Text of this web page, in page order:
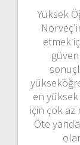
Yüksek
etmek
en yüksek
için çok az
Öte